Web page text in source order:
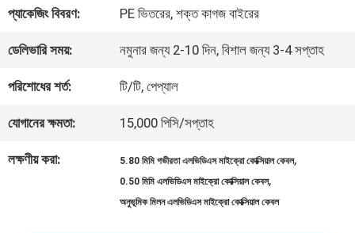
নিয়ন্ত্রণ
আমাদের
যোগাযোগ
প্যাকেজিং বিবরণ: PE ভিতরের, শক্ত কাগজ বাইরের
ডেলিভারি সময়: নমুনার জন্য 2-10 দিন, বিশাল জন্য 3-4 সপ্তাহ
পরিশোধের শর্ত: টি/টি, পেপ্যাল
যোগানের ক্ষমতা: 15,000 পিসি/সপ্তাহ
লক্ষণীয় করা: 5.80 মিমি গভীরতা এলভিডিএস মাইক্রো কোক্সিয়াল কেবল,
0.50 মিমি এলভিডিএস মাইক্রো কোক্সিয়াল কেবল,
অনুভূমিক মিলন এলভিডিএস মাইক্রো কোক্সিয়াল কেবল